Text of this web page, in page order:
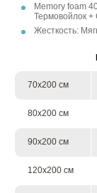
Memory foam
Термовойлок +
Жесткость:
70х200 см
80х200 см
90х200 см
120х200 см